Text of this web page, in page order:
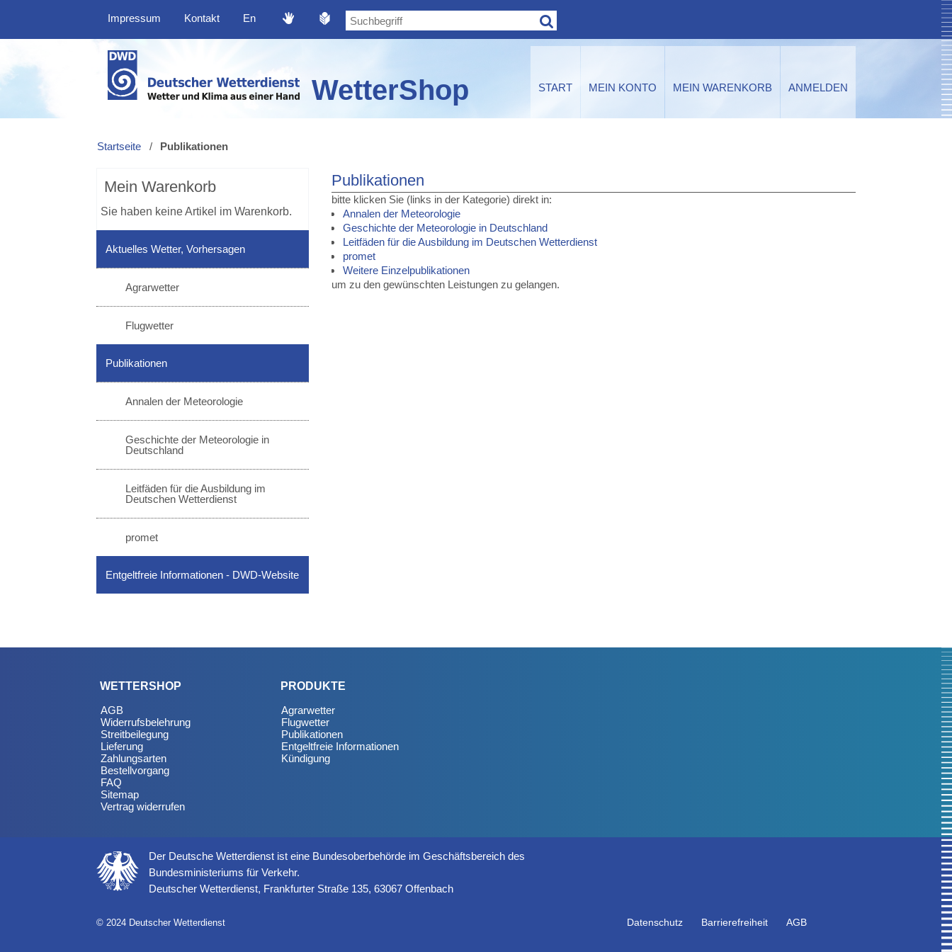
Impressum Kontakt En
WetterShop START MEIN KONTO MEIN WARENKORB ANMELDEN
Startseite / Publikationen
Mein Warenkorb
Sie haben keine Artikel im Warenkorb.
Aktuelles Wetter, Vorhersagen
Agrarwetter
Flugwetter
Publikationen
Annalen der Meteorologie
Geschichte der Meteorologie in
Deutschland
Leitfäden für die Ausbildung im
Deutschen Wetterdienst
promet
Entgeltfreie Informationen - DWD-Website
Publikationen
bitte klicken Sie (links in der Kategorie) direkt in:
Annalen der Meteorologie
Geschichte der Meteorologie in Deutschland
Leitfäden für die Ausbildung im Deutschen Wetterdienst
promet
Weitere Einzelpublikationen
um zu den gewünschten Leistungen zu gelangen.
WETTERSHOP
AGB
Widerrufsbelehrung
Streitbeilegung
Lieferung
Zahlungsarten
Bestellvorgang
FAQ
Sitemap
Vertrag widerrufen
PRODUKTE
Agrarwetter
Flugwetter
Publikationen
Entgeltfreie Informationen
Kündigung
Der Deutsche Wetterdienst ist eine Bundesoberbehörde im Geschäftsbereich des
Bundesministeriums für Verkehr.
Deutscher Wetterdienst, Frankfurter Straße 135, 63067 Offenbach
Datenschutz Barrierefreiheit AGB
© 2024 Deutscher Wetterdienst